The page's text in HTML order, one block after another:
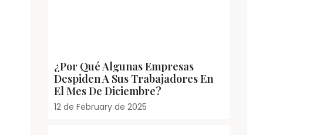
¿Por Qué Algunas Empresas
Despiden A Sus Trabajadores En
El Mes De Diciembre?
12 de February de 2025